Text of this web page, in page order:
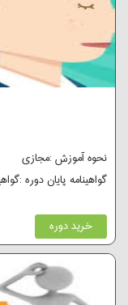
نحوه آموزش :مجازی
گواهینامه پایان دوره
خرید دوره